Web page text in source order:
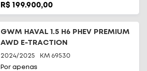
R$ 199.900,00
GWM HAVAL 1.5 H6 PHEV PREMIUM
AWD E-TRACTION
2024/2025 KM 69530
Por apenas